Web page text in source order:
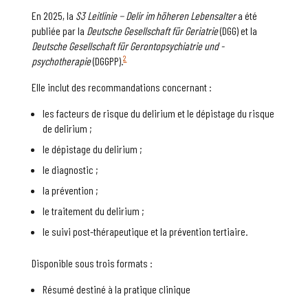
En 2025, la S3 Leitlinie −Delir im höheren Lebensaltera été
publiée par la Deutsche Gesellschaft für Geriatrie(DGG) et la
Deutsche Gesellschaft für Gerontopsychiatrie und -
psychotherapie(DGGPP).2
Elle inclut des recommandations concernant :
les facteurs de risque du delirium et le dépistage du risque
de delirium ;
le dépistage du delirium ;
le diagnostic ;
la prévention ;
le traitement du delirium ;
le suivi post-thérapeutique et la prévention tertiaire.
Disponible sous trois formats :
Résumé destiné à la pratique clinique